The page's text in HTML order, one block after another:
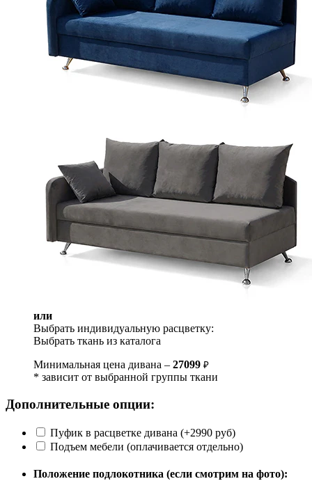
или
Выбрать индивидуальную расцветку:
Выбрать ткань из каталога
Минимальная цена дивана – 27099 ₽
* зависит от выбранной группы ткани
Дополнительные опции:
Пуфик в расцветке дивана (+2990 руб)
Подъем мебели (оплачивается отдельно)
Положение подлокотника (если смотрим на фото):